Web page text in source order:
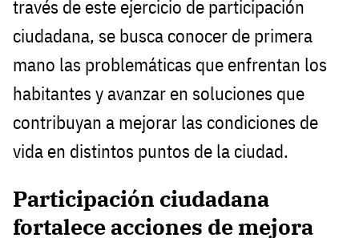
través de este ejercicio de participación
ciudadana, se busca conocer de primera
mano las problemáticas que enfrentan los
habitantes y avanzar en soluciones que
contribuyan a mejorar las condiciones de
vida en distintos puntos de la ciudad.
Participación ciudadana
fortalece acciones de mejora